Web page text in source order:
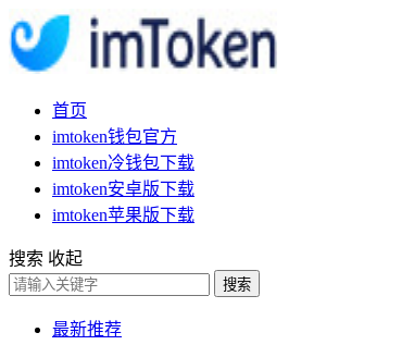
首页
imtoken钱包官方
imtoken冷钱包下载
imtoken安卓版下载
imtoken苹果版下载
搜索 收起
搜索
最新推荐